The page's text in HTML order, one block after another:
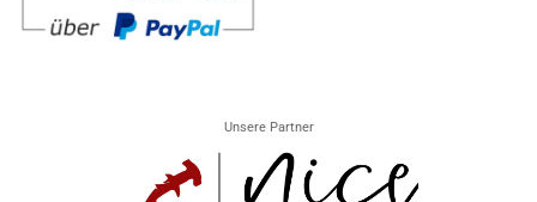
Unsere Partner